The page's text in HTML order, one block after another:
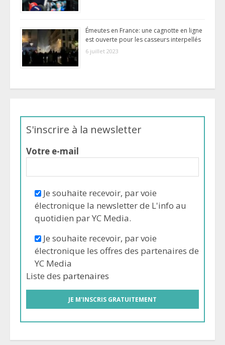
Émeutes en France: une cagnotte en ligne
est ouverte pour les casseurs interpellés
6 juillet 2023
S'inscrire à la newsletter
Votre e-mail
Je souhaite recevoir, par voie
électronique la newsletter de L'info au
quotidien par YC Media.
Je souhaite recevoir, par voie
électronique les offres des partenaires de
YC Media
Liste des partenaires